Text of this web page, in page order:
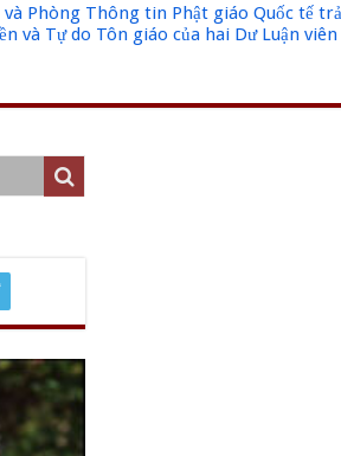
và Phòng Thông tin Phật giáo Quốc tế
và Tự do Tôn giáo của hai Dư Luận viên